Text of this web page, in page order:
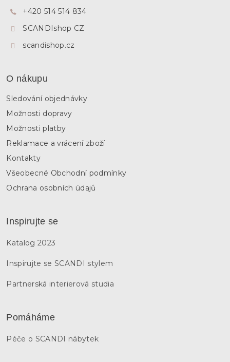
+420 514 514 834
SCANDIshop CZ
scandishop.cz
O nákupu
Sledování objednávky
Možnosti dopravy
Možnosti platby
Reklamace a vrácení zboží
Kontakty
Všeobecné Obchodní podmínky
Ochrana osobních údajů
Inspirujte se
Katalog 2023
Inspirujte se SCANDI stylem
Partnerská interierová studia
Pomáháme
Péče o SCANDI nábytek